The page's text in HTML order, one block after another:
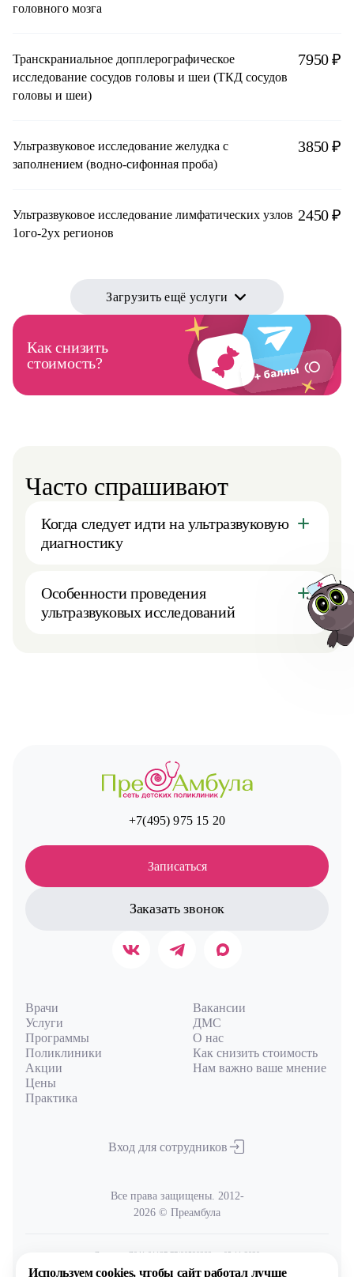
головного мозга
Транскраниальное допплерографическое
исследование сосудов головы и шеи (ТКД сосудов
головы и шеи)
7950 ₽
Ультразвуковое исследование желудка с
заполнением (водно-сифонная проба)
3850 ₽
Ультразвуковое исследование лимфатических узлов
1ого-2ух регионов
2450 ₽
Загрузить ещё услуги
Как снизить
стоимость?
Часто спрашивают
Когда следует идти на ультразвуковую
диагностику
Особенности проведения
ультразвуковых исследований
+7(495) 975 15 20
Записаться
Заказать звонок
Врачи
Услуги
Программы
Поликлиники
Акции
Цены
Практика
Вакансии
ДМС
О нас
Как снизить стоимость
Нам важно ваше мнение
Вход для сотрудников
Все права защищены. 2012-
2026 © Преамбула
Лицензия Л041-01137-77/00590289 от 05.11.2020
выдана Министерством здравоохранения Московской области
Используем cookies, чтобы сайт работал лучше